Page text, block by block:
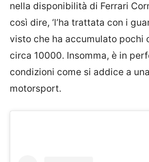
nella disponibilità di Ferrari
così dire, ‘l’ha trattata con i
visto che ha accumulato pochi
circa 10000. Insomma, è in
condizioni come si addice a una
motorsport.